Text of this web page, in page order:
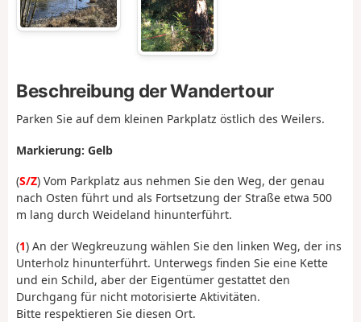
Beschreibung der Wandertour
Parken Sie auf dem kleinen Parkplatz östlich des Weilers.
Markierung: Gelb
(S/Z) Vom Parkplatz aus nehmen Sie den Weg, der genau
nach Osten führt und als Fortsetzung der Straße etwa 500
m lang durch Weideland hinunterführt.
(1) An der Wegkreuzung wählen Sie den linken Weg, der ins
Unterholz hinunterführt. Unterwegs finden Sie eine Kette
und ein Schild, aber der Eigentümer gestattet den
Durchgang für nicht motorisierte Aktivitäten.
Bitte respektieren Sie diesen Ort.